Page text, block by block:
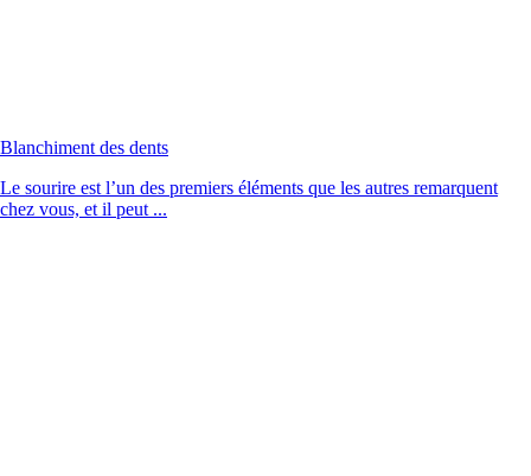
Blanchiment des dents
Le sourire est l’un des premiers éléments que les autres remarquent
chez vous, et il peut ...